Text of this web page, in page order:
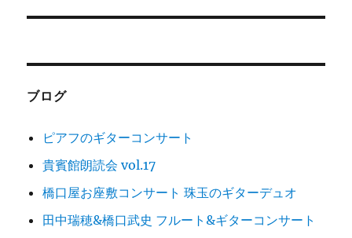
シ
ン
稿:
ブログ
ピアフのギターコンサート
貴賓館朗読会 vol.17
橋口屋お座敷コンサート 珠玉のギターデュオ
田中瑞穂&橋口武史 フルート&ギターコンサート